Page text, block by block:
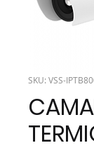
SKU: VSS-